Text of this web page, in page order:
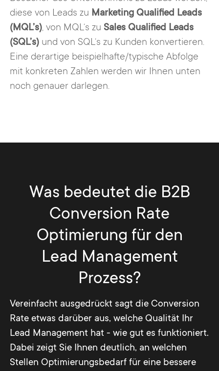
diese von Leads zu Marketing Qualified Leads
(MQL’s), von MQL‘s zu Sales Qualified Leads
(SQL’s) und von SQL‘s zu Kunden konvertieren.
Eine derartige beispielhafte/typische Abfolge
mit konkreten Zahlen werden wir Ihnen unten
noch genauer darlegen.
Was bedeutet die B2B
Conversion Rate
Optimierung für den
Lead Management
Prozess?
Vereinfacht ausgedrückt sagt die Conversion
Rate etwas darüber aus, welche Qualität Ihr
Lead Management hat - wie gut es funktioniert.
Dabei zeigt Sie Ihnen deutlich, an welchen
Stellen Optimierungsbedarf für eine bessere